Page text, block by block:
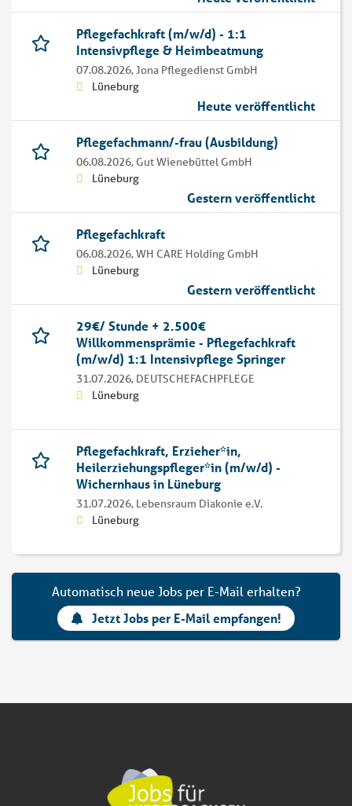
Pflegefachkraft (m/w/d) - 1:1
Intensivpflege & Heimbeatmung
07.08.2026,Jona Pflegedienst GmbH
Lüneburg
Heute veröffentlicht
Pflegefachmann/-frau (Ausbildung)
06.08.2026, Gut Wienebüttel GmbH
Lüneburg
Gestern veröffentlicht
Pflegefachkraft
06.08.2026,WH CARE Holding GmbH
Lüneburg
Gestern veröffentlicht
29€/ Stunde + 2.500€
Willkommensprämie - Pflegefachkraft
(m/w/d) 1:1 Intensivpflege Springer
31.07.2026, DEUTSCHEFACHPFLEGE
Lüneburg
Pflegefachkraft, Erzieher*in,
Heilerziehungspfleger*in (m/w/d) -
Wichernhaus in Lüneburg
31.07.2026, Lebensraum Diakonie e.V.
Lüneburg
Automatisch neue Jobs per E-Mail erhalten?
Jetzt Jobs per E-Mail empfangen!